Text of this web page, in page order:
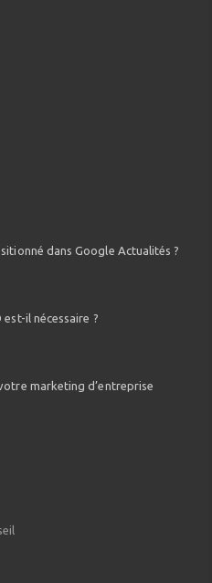
dans Google Actualités ?
il nécessaire ?
marketing d’entreprise